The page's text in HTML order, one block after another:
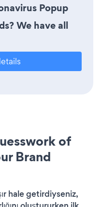
Popup
We have all
of
Brand
hale getirdiyseniz,